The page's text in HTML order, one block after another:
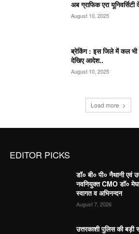
अब ग्राफिक एरा यूनिवर्सिटी
August 10, 2025
ब्रेकिंग : इस जिले में कल
देखिए आदेश..
August 10, 2025
Load more
EDITOR PICKS
डॉ० बी० पी० नैथानी एवं
नवनियुक्त CMO डॉ०
स्वागत व अभिनन्दन
August 7, 2026
उत्तरकाशी पुलिस की